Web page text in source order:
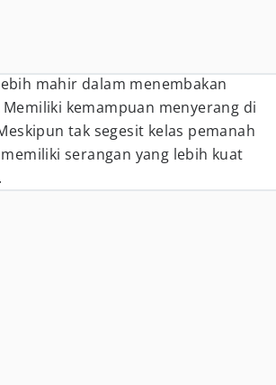
mahir dalam menembakan
kemampuan menyerang di
tak segesit kelas pemanah
serangan yang lebih kuat